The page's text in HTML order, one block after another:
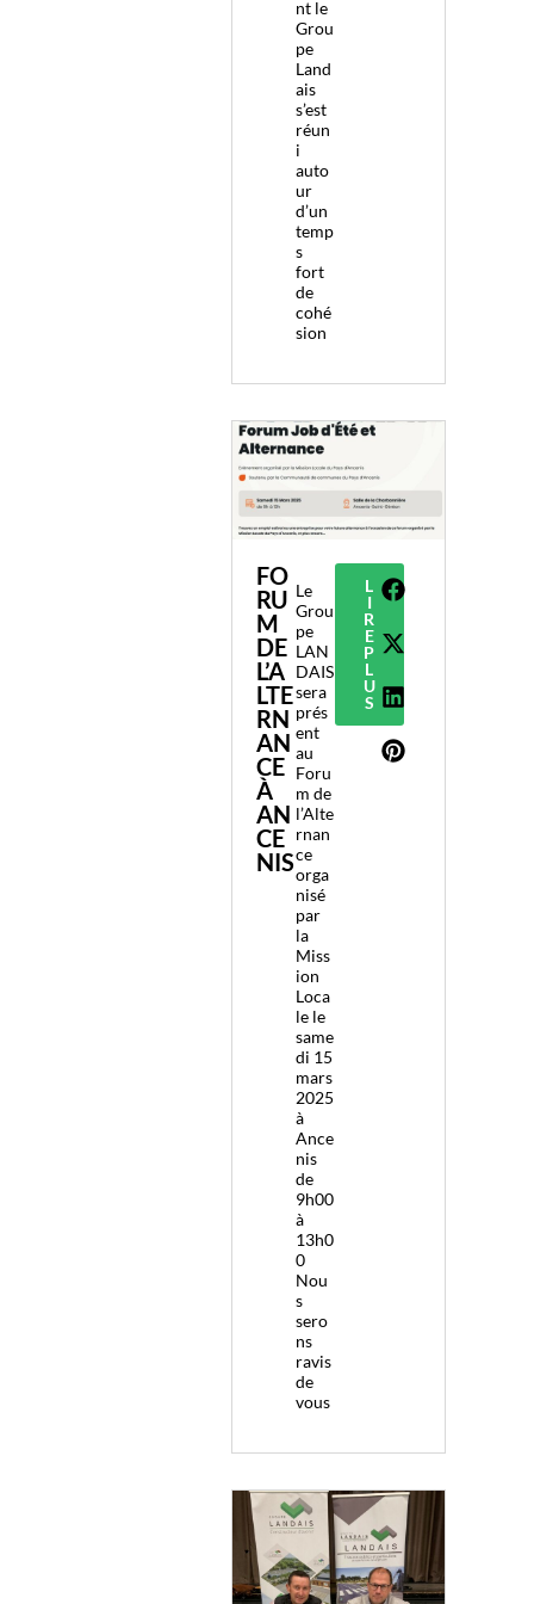
nt le
Grou
pe
Land
ais
s’est
réun
i
auto
ur
d’un
temp
s
fort
de
cohé
sion
FO
RU
M
DE
L’A
LTE
RN
AN
CE
À
AN
CE
NIS
Le
Grou
pe
LAN
DAIS
sera
prés
ent
au
Foru
m de
l’Alte
rnan
ce
orga
nisé
par
la
Miss
ion
Loca
le le
same
di 15
mars
2025
à
Ance
nis
de
9h00
à
13h0
0
Nou
s
sero
ns
ravis
de
vous
L
I
R
E
P
L
U
S